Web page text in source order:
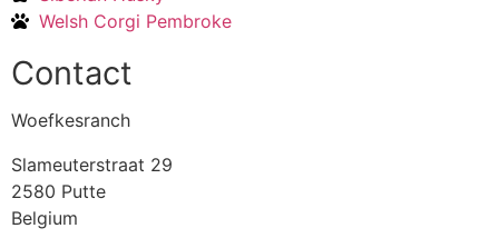
Welsh Corgi Pembroke
Contact
Woefkesranch
Slameuterstraat 29
2580 Putte
Belgium